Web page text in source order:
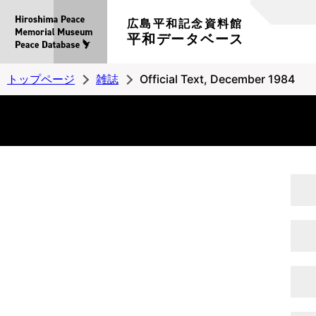
広島平和記念資料館
平和データベース
トップページ 雑誌 Official Text, December 1984